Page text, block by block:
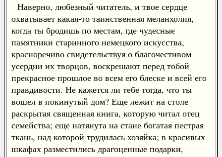
Наверно, любезный читатель, и твое сердце
охватывает какая-то таинственная меланхолия,
когда ты бродишь по местам, где чудесные
памятники старинного немецкого искусства,
красноречиво свидетельствуя о благочестивом
усердии их творцов, воскрешают перед тобой
прекрасное прошлое во всем его блеске и всей его
правдивости. Не кажется ли тебе тогда, что ты
вошел в покинутый дом? Еще лежит на столе
раскрытая священная книга, которую читал отец
семейства; еще натянута на стане богатая пестрая
ткань, над которой трудилась хозяйка; в красивых
шкафах разместились драгоценные подарки,